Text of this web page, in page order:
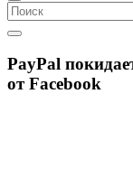
PayPal
от Facebook